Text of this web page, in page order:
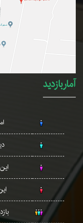
آماربازدید